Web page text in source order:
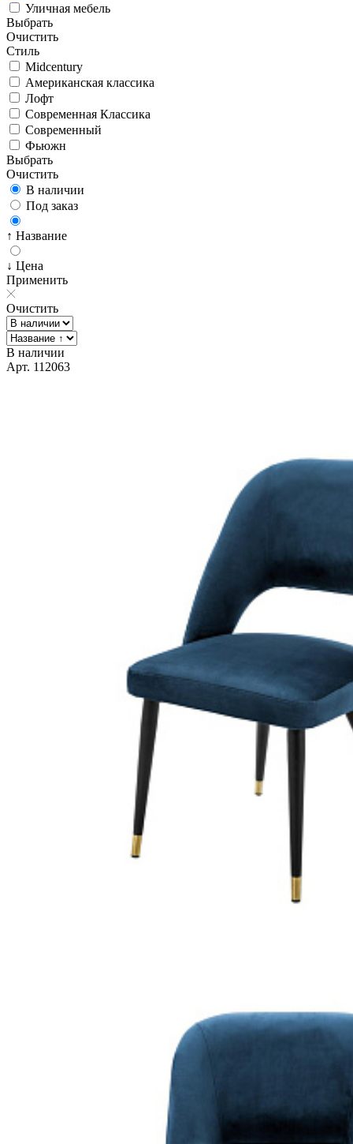
Уличная мебель
Выбрать
Очистить
Стиль
Midcentury
Американская классика
Лофт
Современная Классика
Современный
Фьюжн
Выбрать
Очистить
В наличии
Под заказ
↑ Название
↓ Цена
Применить
Очистить
В наличии
Арт. 112063